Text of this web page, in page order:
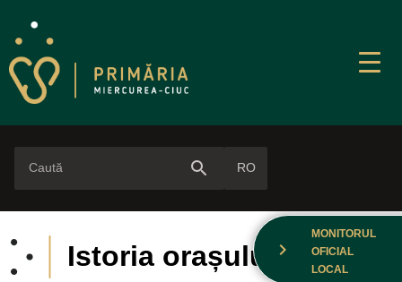
search RO
chevron_right
MONITORUL
OFICIAL
LOCAL
Istoria orașului